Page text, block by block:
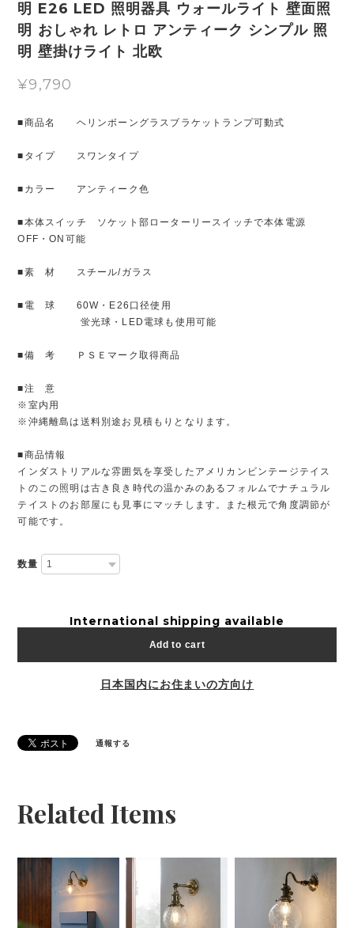
明 E26 LED 照明器具 ウォールライト 壁面照
明 おしゃれ レトロ アンティーク シンプル 照
明 壁掛けライト 北欧
¥9,790
■商品名 ヘリンボーングラスブラケットランプ可動式
■タイプ スワンタイプ
■カラー アンティーク色
■本体スイッチ ソケット部ローターリースイッチで本体電源
OFF・ON可能
■素 材 スチール/ガラス
■電 球 60W・E26口径使用
蛍光球・LED電球も使用可能
■備 考 ＰＳＥマーク取得商品
■注 意
※室内用
※沖縄離島は送料別途お見積もりとなります。
■商品情報
インダストリアルな雰囲気を享受したアメリカンビンテージテイス
トのこの照明は古き良き時代の温かみのあるフォルムでナチュラル
テイストのお部屋にも見事にマッチします。また根元で角度調節が
可能です。
数量
International shipping available
Add to cart
日本国内にお住まいの方向け
通報する
Related Items